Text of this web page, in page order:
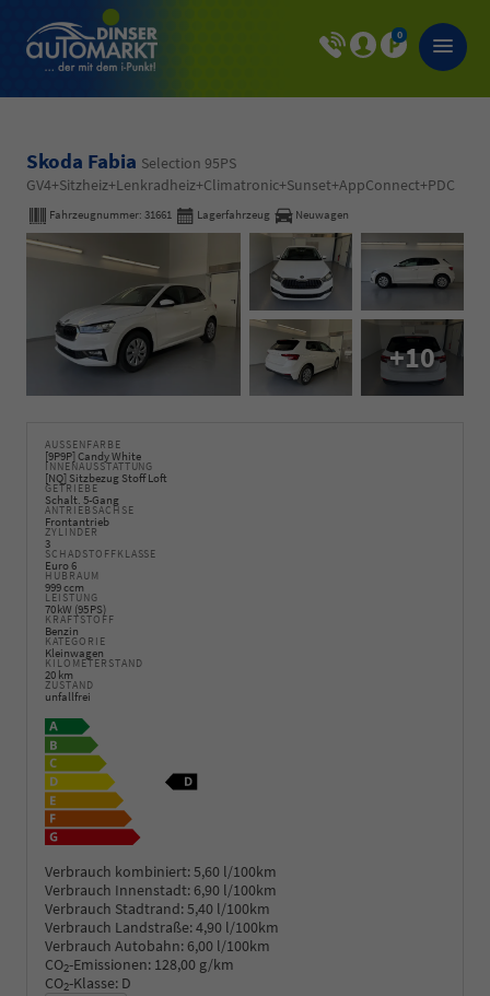
0
Skoda Fabia Selection 95PS
GV4+Sitzheiz+Lenkradheiz+Climatronic+Sunset+AppConnect+PDC
Fahrzeugnummer: 31661 Lagerfahrzeug Neuwagen
+10
AUSSENFARBE
[9P9P] Candy White
INNENAUSSTATTUNG
[NQ] Sitzbezug Stoff Loft
GETRIEBE
Schalt. 5-Gang
ANTRIEBSACHSE
Frontantrieb
ZYLINDER
3
SCHADSTOFFKLASSE
Euro 6
HUBRAUM
999 ccm
LEISTUNG
70 kW (95 PS)
KRAFTSTOFF
Benzin
KATEGORIE
Kleinwagen
KILOMETERSTAND
20 km
ZUSTAND
unfallfrei
Verbrauch kombiniert:5,60 l/100km
Verbrauch Innenstadt: 6,90 l/100km
Verbrauch Stadtrand:5,40 l/100km
Verbrauch Landstraße:4,90 l/100km
Verbrauch Autobahn: 6,00 l/100km
CO2-Emissionen: 128,00 g/km
CO2-Klasse: D